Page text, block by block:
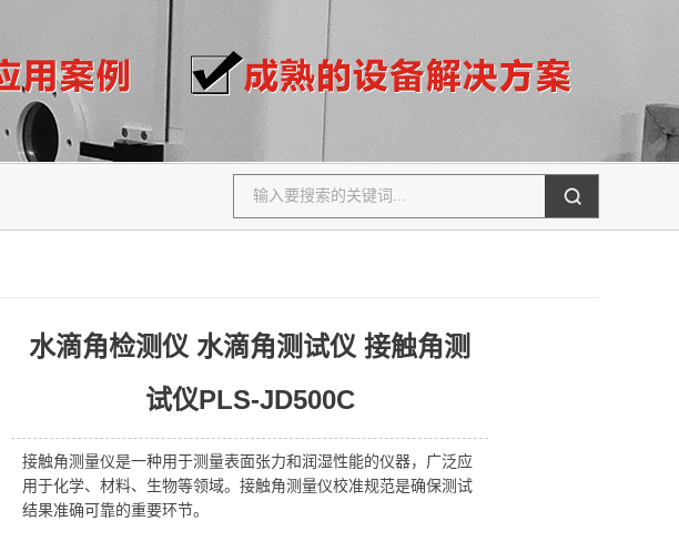
水滴角检测仪 水滴角测试仪 接触角测
试仪PLS-JD500C
接触角测量仪是一种用于测量表面张力和润湿性能的仪器，广泛应
用于化学、材料、生物等领域。接触角测量仪校准规范是确保测试
结果准确可靠的重要环节。